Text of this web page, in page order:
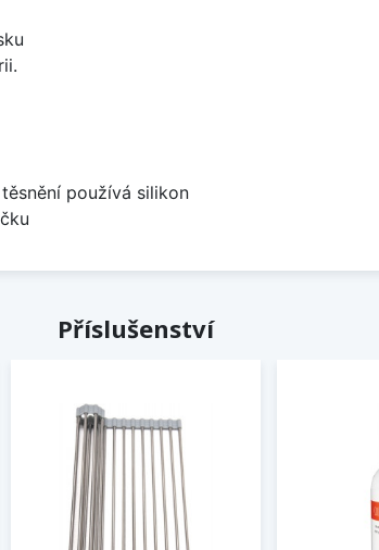
používá silikon
Příslušenství